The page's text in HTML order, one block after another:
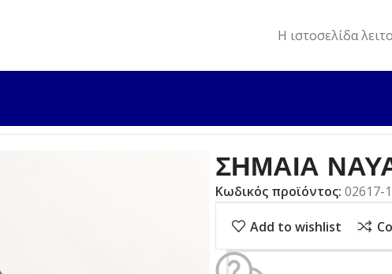
Η ιστοσελίδα
ΣΗΜΑΙΑ
Κωδικός προϊόντος: 02617-
Add to wishlist